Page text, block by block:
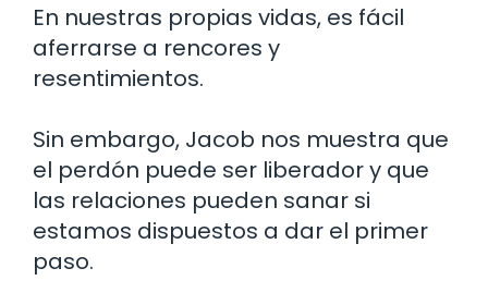
En nuestras propias vidas, es fácil
aferrarse a rencores y
resentimientos.
Sin embargo, Jacob nos muestra que
el perdón puede ser liberador y que
las relaciones pueden sanar si
estamos dispuestos a dar el primer
paso.